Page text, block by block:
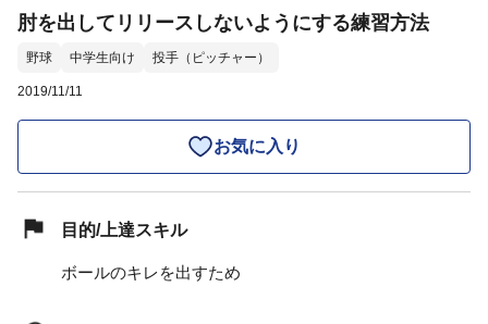
肘を出してリリースしないようにする練習方法
野球 中学生向け 投手（ピッチャー）
2019/11/11
お気に入り
目的/上達スキル
ボールのキレを出すため